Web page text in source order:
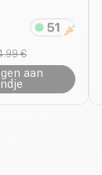
€
aan